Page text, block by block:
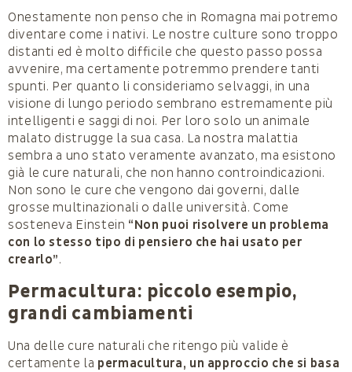
Onestamente non penso che in Romagna mai potremo
diventare come i nativi. Le nostre culture sono troppo
distanti ed è molto difficile che questo passo possa
avvenire, ma certamente potremmo prendere tanti
spunti. Per quanto li consideriamo selvaggi, in una
visione di lungo periodo sembrano estremamente più
intelligenti e saggi di noi. Per loro solo un animale
malato distrugge la sua casa. La nostra malattia
sembra a uno stato veramente avanzato, ma esistono
già le cure naturali, che non hanno controindicazioni.
Non sono le cure che vengono dai governi, dalle
grosse multinazionali o dalle università. Come
sosteneva Einstein “Non puoi risolvere un problema
con lo stesso tipo di pensiero che hai usato per
crearlo”.
Permacultura: piccolo esempio,
grandi cambiamenti
Una delle cure naturali che ritengo più valide è
certamente la permacultura, un approccio che si basa